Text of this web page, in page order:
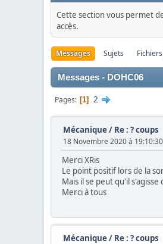
Cette section vous permet
accès.
Messages Sujets
Messages - DOHC06
Pages 1 2
Mécanique/ Re : ? coups
18 Novembre 2020 à 19:10:30
Merci XRis
Le point positif lors de la
Mais il se peut qu'il
Merci à tous
Mécanique/ Re : ? coups